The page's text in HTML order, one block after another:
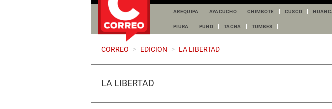
AREQUIPA AYACUCHO CHIMBOTE CUSCO
PIURA PUNO TACNA TUMBES
CORREO > EDICION > LA LIBERTAD
LA LIBERTAD